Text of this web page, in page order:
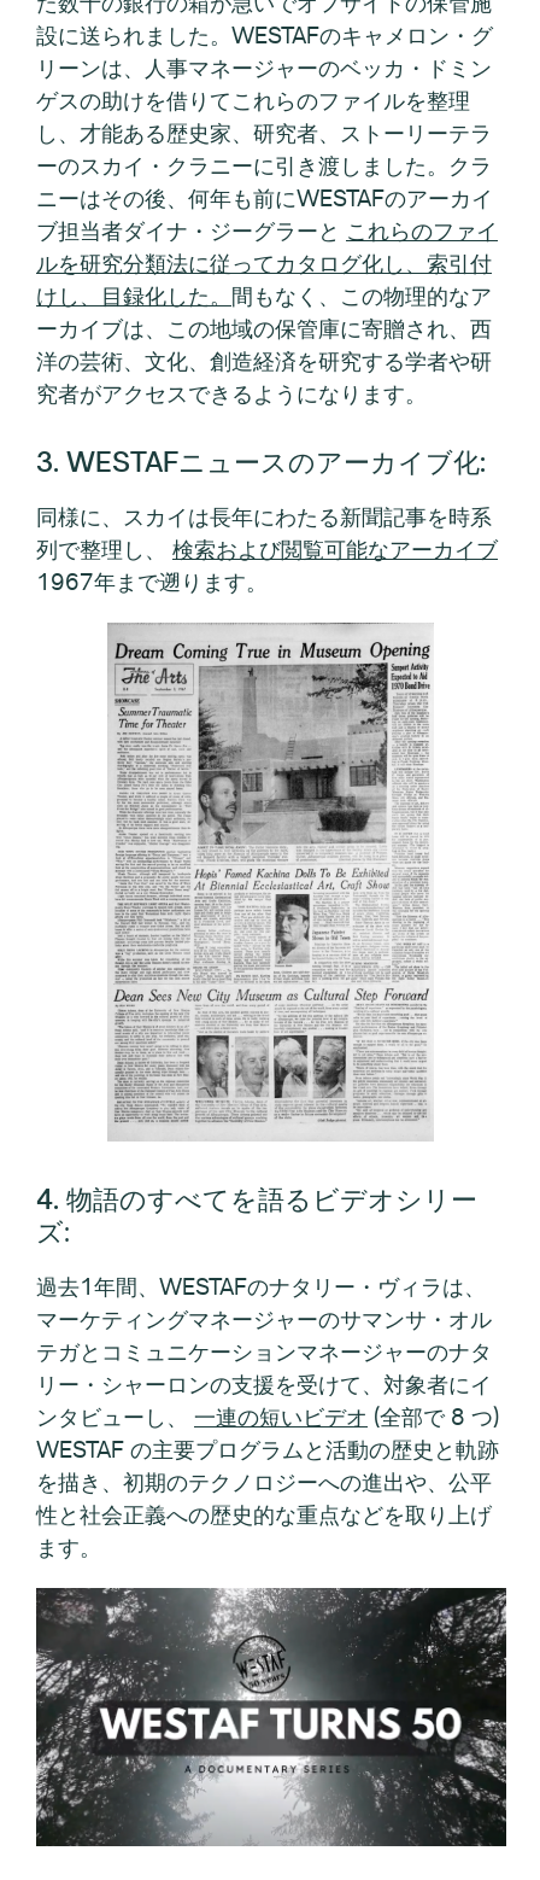
設に送られました。WESTAFのキャメロン・グ
リーンは、人事マネージャーのベッカ・ドミン
ゲスの助けを借りてこれらのファイルを整理
し、才能ある歴史家、研究者、ストーリーテラ
ーのスカイ・クラニーに引き渡しました。クラ
ニーはその後、何年も前にWESTAFのアーカイ
ブ担当者ダイナ・ジーグラーと これらのファイ
ルを研究分類法に従ってカタログ化し、索引付
けし、目録化した。 間もなく、この物理的なア
ーカイブは、この地域の保管庫に寄贈され、西
洋の芸術、文化、創造経済を研究する学者や研
究者がアクセスできるようになります。
3. WESTAFニュースのアーカイブ化:
同様に、スカイは長年にわたる新聞記事を時系
列で整理し、 検索および閲覧可能なアーカイブ
1967年まで遡ります。
4. 物語のすべてを語るビデオシリー
ズ:
過去1年間、WESTAFのナタリー・ヴィラは、
マーケティングマネージャーのサマンサ・オル
テガとコミュニケーションマネージャーのナタ
リー・シャーロンの支援を受けて、対象者にイ
ンタビューし、 一連の短いビデオ (全部で 8 つ)
WESTAF の主要プログラムと活動の歴史と軌跡
を描き、初期のテクノロジーへの進出や、公平
性と社会正義への歴史的な重点などを取り上げ
ます。